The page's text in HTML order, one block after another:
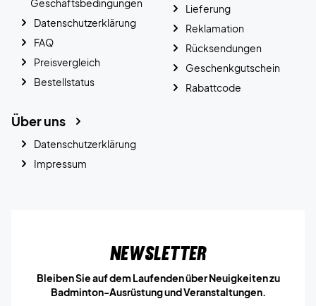
Geschäftsbedingungen
Datenschutzerklärung
FAQ
Preisvergleich
Bestellstatus
Lieferung
Reklamation
Rücksendungen
Geschenkgutschein
Rabattcode
Über uns
Datenschutzerklärung
Impressum
Newsletter
Bleiben Sie auf dem Laufenden über Neuigkeiten zu
Badminton-Ausrüstung und Veranstaltungen.